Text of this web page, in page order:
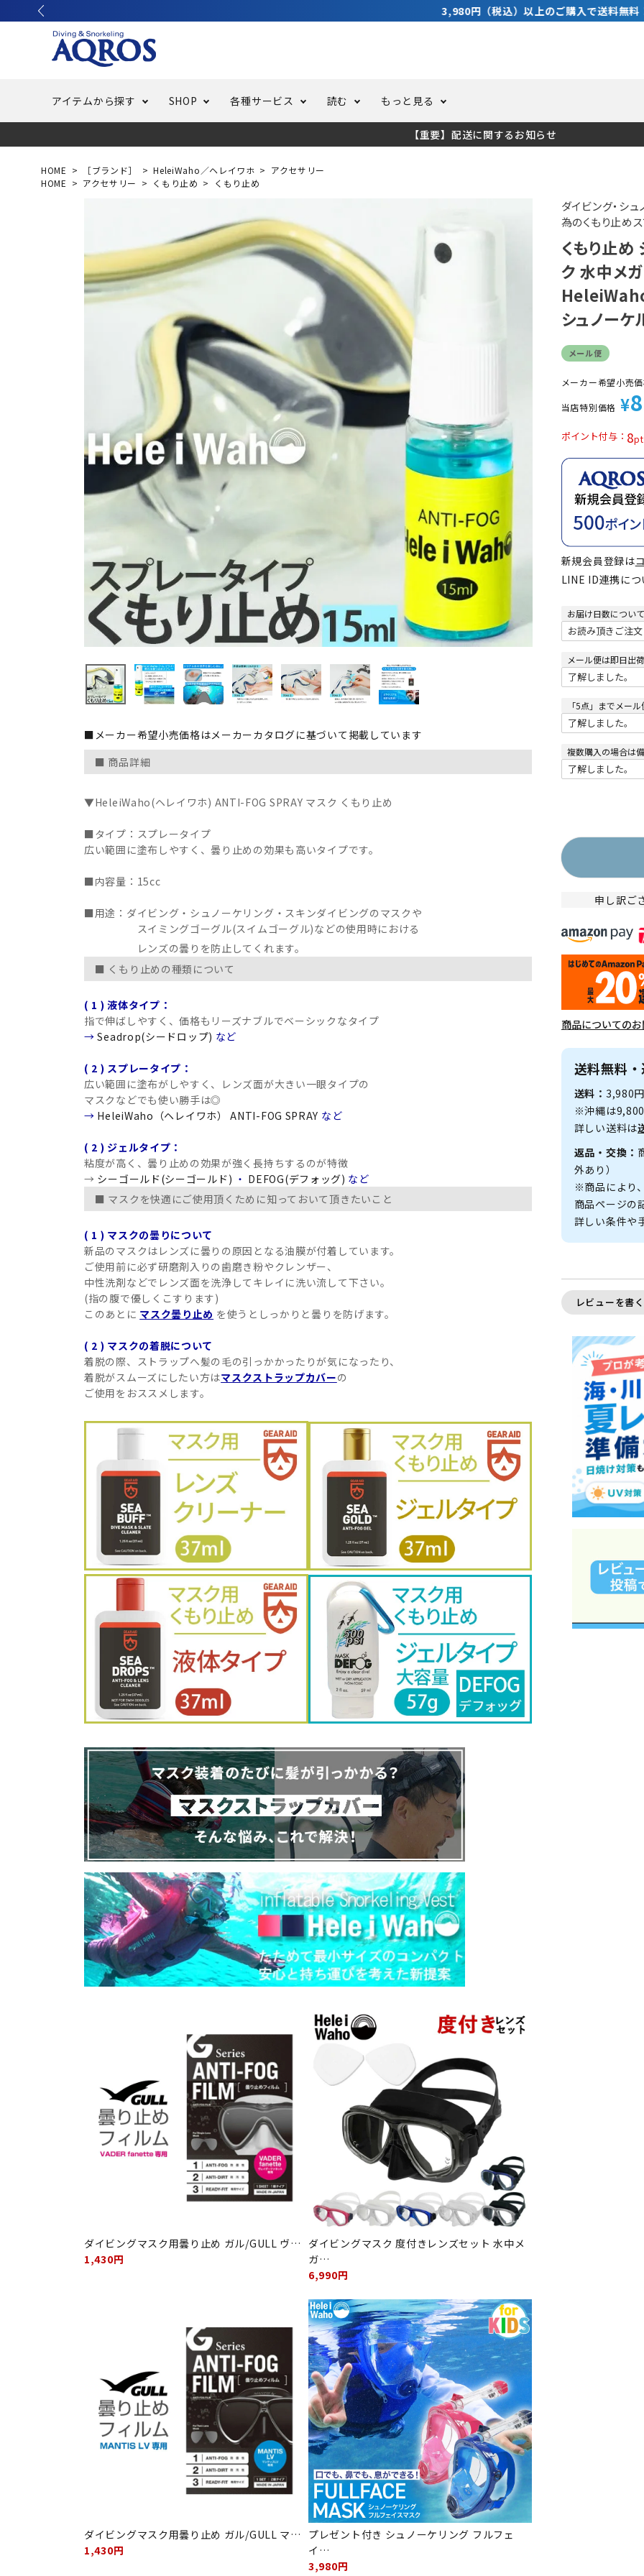
3,980円（税込）以上のご購入で送料無料！
アイテムから探す
水中ライト・ビデオライト
バッグ・ケース ウエイト・ウエイトベルト アクセサリー
スピア・銛（モリ） スイミング
店舗限定商品
SHOP 各種サービス 読む
今コレ愛用してます！
もっと見る
海の遊びをもっと知る
【重要】配送に関するお知らせ
HOME ［ブランド］ HeleiWaho／ヘレイワホ
アクセサリー
HOME
アクセサリー くもり止め くもり止め
■メーカー希望小売価格はメーカーカタログに基づいて掲載しています
■ 商品詳細
▼HeleiWaho(ヘレイワホ) ANTI-FOG SPRAY マスク くもり止め
■タイプ：スプレータイプ
広い範囲に塗布しやすく、曇り止めの効果も高いタイプです。
■内容量：15cc
■用途：ダイビング・シュノーケリング・スキンダイビングのマスクや
スイミングゴーグル(スイムゴーグル)などの使用時における
レンズの曇りを防止してくれます。
■ くもり止めの種類について
( 1 ) 液体タイプ：
指で伸ばしやすく、価格もリーズナブルでベーシックなタイプ
→Seadrop(シードロップ) など
( 2 ) スプレータイプ：
広い範囲に塗布がしやすく、レンズ面が大きい一眼タイプの
マスクなどでも使い勝手は◎
→ HeleiWaho（ヘレイワホ） ANTI-FOG SPRAY など
( 2 ) ジェルタイプ：
粘度が高く、曇り止めの効果が強く長持ちするのが特徴
→ シーゴールド(シーゴールド) ・ DEFOG(デフォッグ) など
■ マスクを快適にご使用頂くために知っておいて頂きたいこと
( 1 ) マスクの曇りについて
新品のマスクはレンズに曇りの原因となる油膜が付着しています。
ご使用前に必ず研磨剤入りの歯磨き粉やクレンザー、
中性洗剤などでレンズ面を洗浄してキレイに洗い流して下さい。
(指の腹で優しくこすります)
このあとに マスク曇り止め を使うとしっかりと曇りを防げます。
( 2 ) マスクの着脱について
着脱の際、ストラップへ髪の毛の引っかかったりが気になったり、
着脱がスムーズにしたい方はマスクストラップカバーの
ご使用をおススメします。
ダイビングマスク用曇り止め ガル/GULL ヴ…
1,430円
ダイビングマスク 度付きレンズセット 水中メ
ガ…
6,990円
ダイビングマスク用曇り止め ガル/GULL マ…
1,430円
プレゼント付き シュノーケリング フルフェ
イ…
3,980円
ダイビング・シ
為のくもり止め
くもり止め
ク 水中メ
シュノーケ
メール便
メーカー希望小売
当店特別価格 ¥
8
ポイント付与
新規会員登録は
LINE ID連携に
お届け日数につい
メール便は即日出
「5点」までメー
複数購入の場合は
申し訳ご
商品についての
送料無料
送料： 3,980
※沖縄は
詳しい送料は
返品・交換：
外あり）
※商品により
商品ページの
詳しい条件や
レビューを書く